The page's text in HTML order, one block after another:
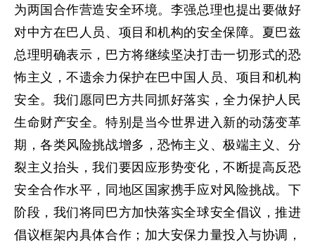
为两国合作营造安全环境。李强总理也提出要做好
对中方在巴人员、项目和机构的安全保障。夏巴兹
总理明确表示，巴方将继续坚决打击一切形式的恐
怖主义，不遗余力保护在巴中国人员、项目和机构
安全。我们愿同巴方共同抓好落实，全力保护人民
生命财产安全。特别是当今世界进入新的动荡变革
期，各类风险挑战增多，恐怖主义、极端主义、分
裂主义抬头，我们要因应形势变化，不断提高反恐
安全合作水平，同地区国家携手应对风险挑战。下
阶段，我们将同巴方加快落实全球安全倡议，推进
倡议框架内具体合作；加大安保力量投入与协调，